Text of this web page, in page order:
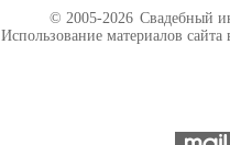
© 2005-2026 Свадебный
Использование материалов